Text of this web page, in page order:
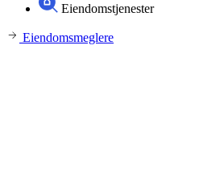
Eiendomstjenester
Eiendomsmeglere